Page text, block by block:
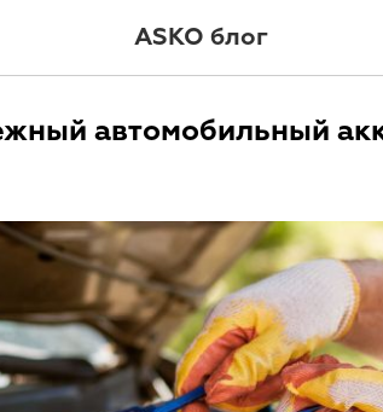
ASKO блог
автомобильный